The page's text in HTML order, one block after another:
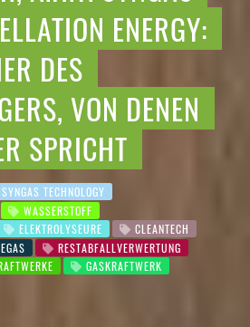
ENERGY:
DES
VON DENEN
SPRICHT
TECHNOLOGY
WASSERSTOFF
ELEKTROLYSEURE
CLEANTECH
RESTABFALLVERWERTUNG
GASKRAFTWERK